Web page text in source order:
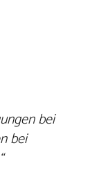
bei
bei